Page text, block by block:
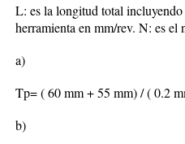
L: es la longitud total
herramienta en mm/rev. N: es el
a)
Tp= ( 60 mm + 55 mm) / ( 0.2
b)